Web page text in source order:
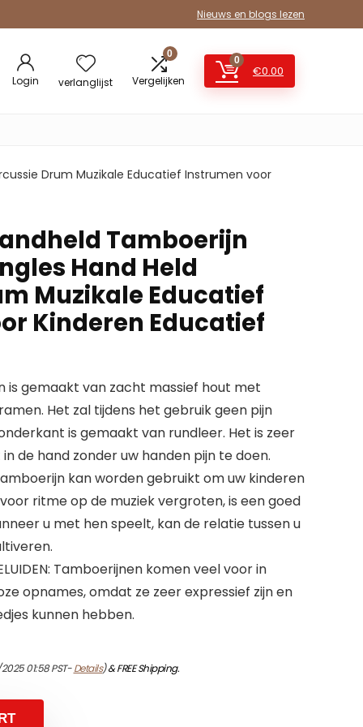
Nieuws en blogs lezen
Login verlanglijst
0
Vergelijken
0
€0.00
Drum Muzikale Educatief Instrumen voor
Tamboerijn
Hand Held
Muzikale Educatief
Kinderen Educatief
is gemaakt van zacht massief hout met
Het zal tijdens het gebruik geen pijn
is gemaakt van rundleer. Het is zeer
de hand zonder uw handen pijn te doen.
Tamboerijn kan worden gebruikt om uw kinderen
ritme op de muziek vergroten, is een goed
u met hen speelt, kan de relatie tussen u
Tamboerijnen komen veel voor in
opnames, omdat ze zeer expressief zijn en
kunnen hebben.
01:58 PST-Details)&FREE Shipping.